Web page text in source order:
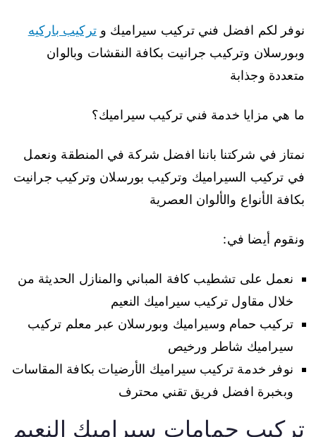
نوفر لكم افضل فني تركيب سيراميك وتركيب باركيه
وبورسلان وتركيب جرانيت بكافة النقشات وبالوان
متعددة وجذابة
ما هي مزايا خدمة فني تركيب سيراميك؟
نمتاز في شركتنا باننا افضل شركة في المنطقة ونعمل
في تركيب السيراميك وتركيب بورسلان وتركيب جرانيت
بكافة الأنواع والألوان العصرية
ونقوم أيضا في:
نعمل على تشطيب كافة المباني والمنازل الحديثة من
خلال مقاول تركيب سيراميك النعيم
تركيب حمام وسيراميك وبورسلان عبر معلم تركيب
سيراميك شاطر ورخيص
نوفر خدمة تركيب سيراميك الأرضيات بكافة المقاسات
وبخبرة افضل فريق تقني محترف
تركيب حمامات سيراميك النعيم